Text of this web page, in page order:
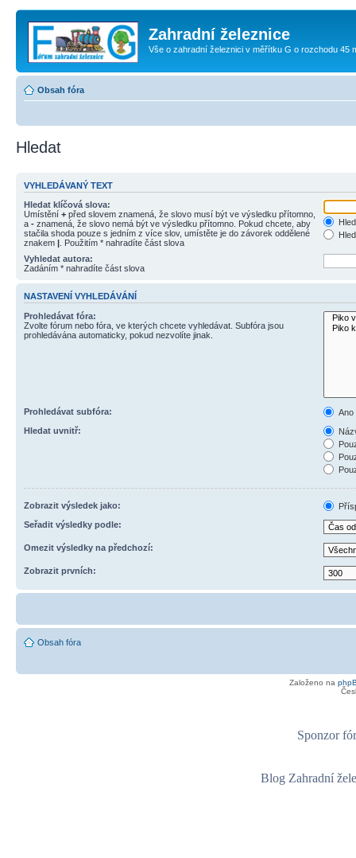
Zahradní železnice
Vše o zahradní železnici v měřítku G o rozchodu 45
Obsah fóra
Hledat
VYHLEDÁVANÝ TEXT
Hledat klíčová slova:
Umístění + před slovem znamená, že slovo musí být ve výsledku přítomno,
a - znamená, že slovo nemá být ve výsledku přítomno. Pokud chcete, aby
stačila shoda pouze s jedním z více slov, umístěte je do závorek oddělené
znakem | . Použitím * nahradíte část slova
Vyhledat autora:
Zadáním * nahradíte část slova
NASTAVENÍ VYHLEDÁVÁNÍ
Prohledávat fóra:
Zvolte fórum nebo fóra, ve kterých chcete vyhledávat. Subfóra jsou
prohledávána automaticky, pokud nezvolíte jinak.
Prohledávat subfóra:
Ano
Hledat uvnitř:
Zobrazit výsledek jako:
Seřadit výsledky podle:
Omezit výsledky na předchozí:
Zobrazit prvních:
Obsah fóra
Založeno na
Sponzor
Blog Zahradní